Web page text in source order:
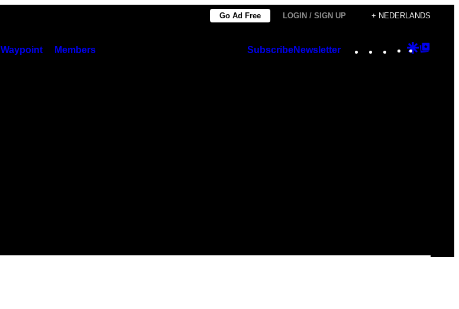
Go Ad Free LOGIN / SIGN UP + NEDERLANDS
Waypoint Members SubscribeNewsletter Instagram
TikTok
YouTube
Google